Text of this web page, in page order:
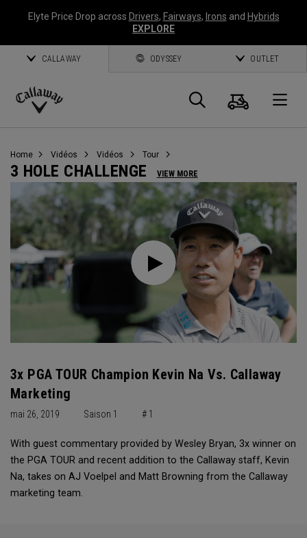
Elyte Price Drop across Drivers, Fairways, Irons and Hybrids
EXPLORE
CALLAWAY ODYSSEY OUTLET
Callaway
Panier
Home Vidéos Vidéos Tour
3 HOLE CHALLENGE VIEW MORE
3x PGA TOUR Champion Kevin Na Vs. Callaway
Marketing
mai 26, 2019 Saison 1 # 1
With guest commentary provided by Wesley Bryan, 3x winner on
the PGA TOUR and recent addition to the Callaway staff, Kevin
Na, takes on AJ Voelpel and Matt Browning from the Callaway
marketing team.